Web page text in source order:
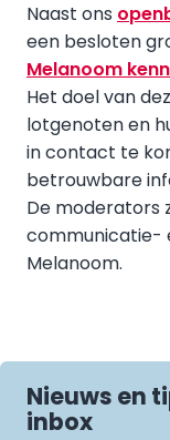
Naast ons
een besloten
Melanoom
Het doel van
lotgenoten en
in contact te
betrouwbare
De moderators
communicatie-
Melanoom.
Nieuws en
inbox